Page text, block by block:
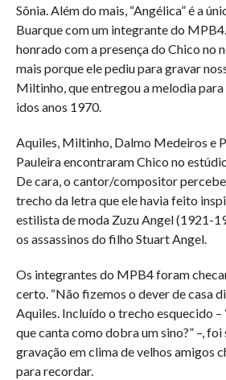
Sônia. Além do mais, “Angélica” é a
Buarque com um integrante do
honrado com a presença do Chico no
mais porque ele pediu para gravar
Miltinho, que entregou a melodia
idos anos 1970.
Aquiles, Miltinho, Dalmo Medeiros e
Pauleira encontraram Chico no
De cara, o cantor/compositor
trecho da letra que ele havia feito
estilista de moda Zuzu Angel (1921-
os assassinos do filho Stuart Angel.
Os integrantes do MPB4 foram
certo. “Não fizemos o dever de casa
Aquiles. Incluído o trecho esquecido –
que canta como dobra um sino?” –, foi
gravação em clima de velhos amigos
para recordar.